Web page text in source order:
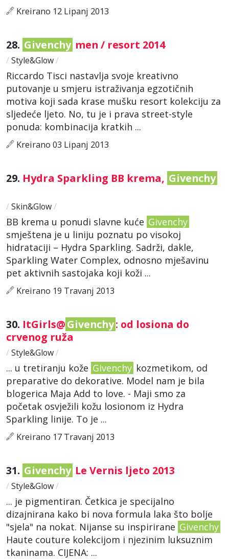
Kreirano 12 Lipanj 2013
28. Givenchy men / resort 2014
/ Style&Glow/
Riccardo Tisci nastavlja svoje kreativno
putovanje u smjeru istraživanja egzotičnih
motiva koji sada krase mušku resort kolekciju za
sljedeće ljeto. No, tu je i prava street-style
ponuda: kombinacija kratkih ...
Kreirano 03 Lipanj 2013
29. Hydra Sparkling BB krema, Givenchy
/ Skin&Glow/
BB krema u ponudi slavne kuće Givenchy
smještena je u liniju poznatu po visokoj
hidrataciji – Hydra Sparkling. Sadrži, dakle,
Sparkling Water Complex, odnosno mješavinu
pet aktivnih sastojaka koji koži ...
Kreirano 19 Travanj 2013
30. ItGirls@Givenchy: od losiona do
crvenog ruža
/ Style&Glow/
... u tretiranju kože Givenchy kozmetikom, od
preparative do dekorative. Model nam je bila
blogerica Maja Add to love. - Maji smo za
početak osvježili kožu losionom iz Hydra
Sparkling linije. To je ...
Kreirano 17 Travanj 2013
31. Givenchy Le Vernis ljeto 2013
/ Style&Glow/
... je pigmentiran. Četkica je specijalno
dizajnirana kako bi nova formula laka što bolje
"sjela" na nokat. Nijanse su inspirirane Givenchy
Haute couture kolekcijom i njezinim luksuznim
tkaninama. CIJENA: ...